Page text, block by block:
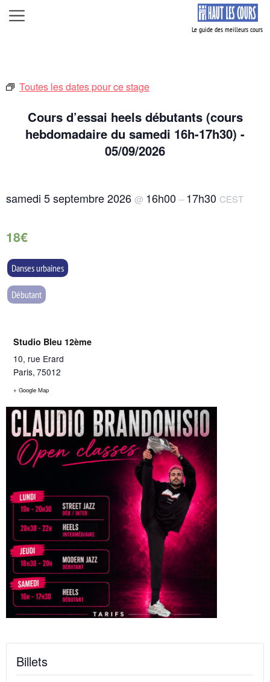
Aller
au
Menu
Toutes les dates pour ce stage
Cours d’essai heels débutants (cours
hebdomadaire du samedi 16h-17h30) -
05/09/2026
samedi 5 septembre 2026 @ 16h00 – 17h30 CEST
18€
Danses urbaines
Débutant
Studio Bleu 12ème
10, rue Erard
Paris, 75012
+ Google Map
Billets